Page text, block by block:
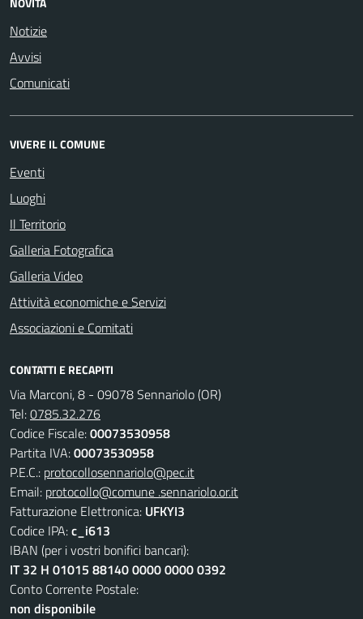
Notizie
Avvisi
Comunicati
VIVERE IL COMUNE
Eventi
Luoghi
Il Territorio
Galleria Fotografica
Galleria Video
Attività economiche e Servizi
Associazioni e Comitati
CONTATTI E RECAPITI
Via Marconi, 8 - 09078 Sennariolo (OR)
Tel:0785.32.276
Codice Fiscale:00073530958
Partita IVA:00073530958
P.E.C.: protocollosennariolo@pec.it
Email: protocollo@comune .sennariolo.or.it
Fatturazione Elettronica: UFKYI3
Codice IPA:c_i613
IBAN (per i vostri bonifici bancari):
IT 32 H 01015 88140 0000 0000 0392
Conto Corrente Postale:
non disponibile